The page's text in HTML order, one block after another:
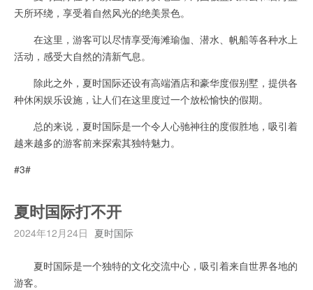
天所环绕，享受着自然风光的绝美景色。
在这里，游客可以尽情享受海滩瑜伽、潜水、帆船等各种水上
活动，感受大自然的清新气息。
除此之外，夏时国际还设有高端酒店和豪华度假别墅，提供各
种休闲娱乐设施，让人们在这里度过一个放松愉快的假期。
总的来说，夏时国际是一个令人心驰神往的度假胜地，吸引着
越来越多的游客前来探索其独特魅力。
#3#
夏时国际打不开
2024年12月24日 夏时国际
夏时国际是一个独特的文化交流中心，吸引着来自世界各地的
游客。